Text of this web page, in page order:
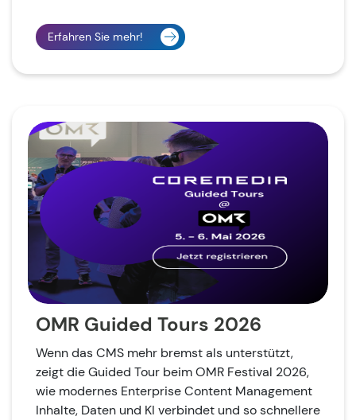
Erfahren Sie mehr!
OMR Guided Tours 2026
Wenn das CMS mehr bremst als unterstützt,
zeigt die Guided Tour beim OMR Festival 2026,
wie modernes Enterprise Content Management
Inhalte, Daten und KI verbindet und so schnellere